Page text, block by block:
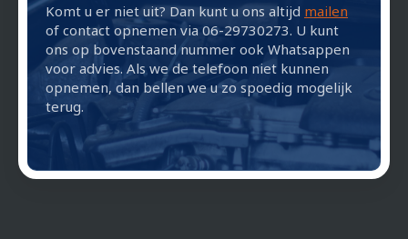
Komt u er niet uit? Dan kunt u ons altijd mailen
of contact opnemen via 06-29730273. U kunt
ons op bovenstaand nummer ook Whatsappen
voor advies. Als we de telefoon niet kunnen
opnemen, dan bellen we u zo spoedig mogelijk
terug.